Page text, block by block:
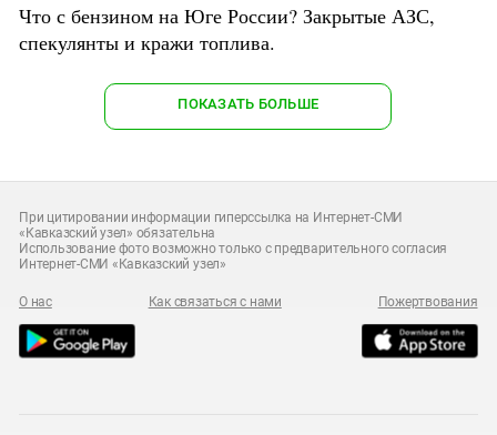
Что с бензином на Юге России? Закрытые АЗС,
спекулянты и кражи топлива.
ПОКАЗАТЬ БОЛЬШЕ
При цитировании информации гиперссылка на Интернет-СМИ
«Кавказский узел» обязательна
Использование фото возможно только с предварительного согласия
Интернет-СМИ «Кавказский узел»
О нас Как связаться с нами Пожертвования